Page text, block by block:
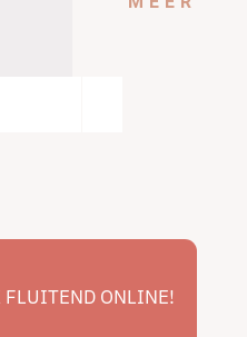
FLUITEND ONLINE!